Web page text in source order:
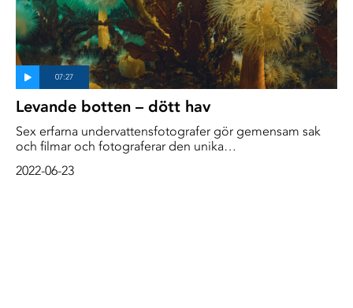
Levande botten – dött hav
Sex erfarna undervattensfotografer gör gemensam sak
och filmar och fotograferar den unika
Persgrunden och flera platser runt Koster. Flera av
2022-06-23